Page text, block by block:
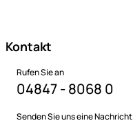
Kontakt
Rufen Sie an
04847 - 8068 0
Senden Sie uns eine Nachricht